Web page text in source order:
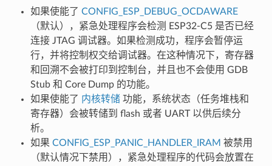
如果使能了 CONFIG_ESP_DEBUG_OCDAWARE
（默认），紧急处理程序会检测 ESP32-C5 是否已经
连接 JTAG 调试器。如果检测成功，程序会暂停运
行，并将控制权交给调试器。在这种情况下，寄存器
和回溯不会被打印到控制台，并且也不会使用 GDB
Stub 和 Core Dump 的功能。
如果使能了 内核转储功能，系统状态（任务堆栈和
寄存器）会被转储到 flash 或者 UART 以供后续分
析。
如果 CONFIG_ESP_PANIC_HANDLER_IRAM 被禁用
（默认情况下禁用），紧急处理程序的代码会放置在